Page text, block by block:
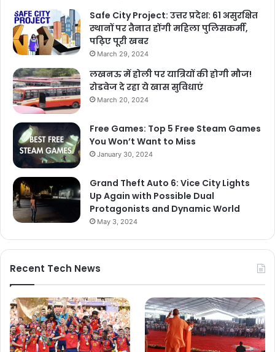
Safe City Project: उत्तर प्रदेश: 61 असुरक्षित
स्थानों पर तैनात होंगी महिला पुलिसकर्मी,
पढ़िए पूरी खबर
March 29, 2024
लखनऊ में होली पर यात्रियों की होगी मौज!
रोडवेज दे रहा ये खास सुविधाएं
March 20, 2024
Free Games: Top 5 Free Steam Games
You Won’t Want to Miss
January 30, 2024
Grand Theft Auto 6: Vice City Lights
Up Again with Possible Dual
Protagonists and Dynamic World
May 3, 2024
Recent Tech News